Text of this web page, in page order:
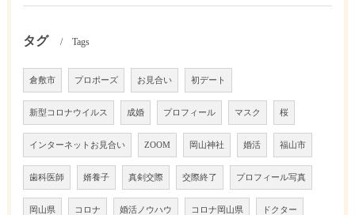
タグ Tags
倉敷市 プロポーズ お見合い 初デート
新型コロナウイルス 成婚 プロフィール マスク 桜
インターネットお見合い ZOOM 岡山神社 婚活 福山市
歯科医師 婿養子 真剣交際 交際終了 プロフィール写真
岡山県 コロナ 婚活ノウハウ コロナ岡山県 ドクター